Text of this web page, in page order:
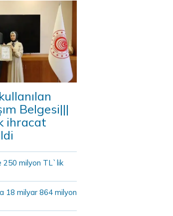
Belgesi|||
ihracat
250 milyon TL`lik
18 milyar 864 milyon